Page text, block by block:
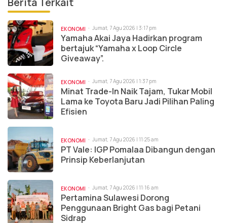
EKONOMI Jumat, 7 Agu 2026 | 3:17 pm
Yamaha Akai Jaya Hadirkan program
bertajuk “Yamaha x Loop Circle
Giveaway”.
EKONOMI Jumat, 7 Agu 2026 | 1:37 pm
Minat Trade-In Naik Tajam, Tukar Mobil
Lama ke Toyota Baru Jadi Pilihan Paling
Efisien
EKONOMI Jumat, 7 Agu 2026 | 11:25 am
PT Vale: IGP Pomalaa Dibangun dengan
Prinsip Keberlanjutan
EKONOMI Jumat, 7 Agu 2026 | 11:16 am
Pertamina Sulawesi Dorong
Penggunaan Bright Gas bagi Petani
Sidrap